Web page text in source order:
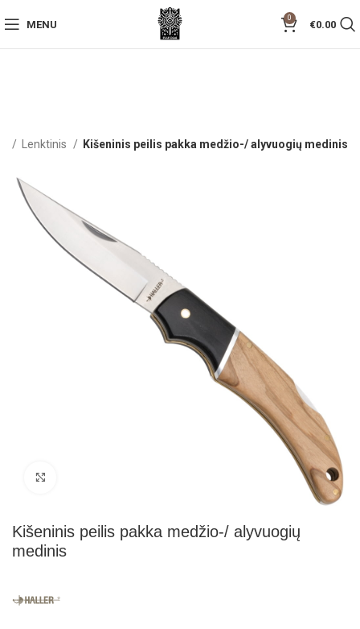
MENU
0
€0.00
Lenktinis Kišeninis peilis pakka medžio-/ alyvuogių medinis
Kišeninis peilis pakka medžio-/ alyvuogių
medinis